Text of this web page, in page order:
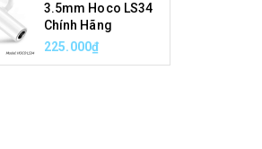
3.5mm Hoco LS34
Chính Hãng
225.000₫